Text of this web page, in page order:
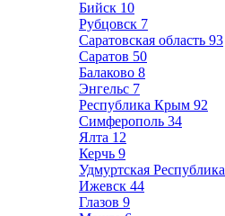
Бийск 10
Рубцовск 7
Саратовская область 93
Саратов 50
Балаково 8
Энгельс 7
Республика Крым 92
Симферополь 34
Ялта 12
Керчь 9
Удмуртская Республика
Ижевск 44
Глазов 9